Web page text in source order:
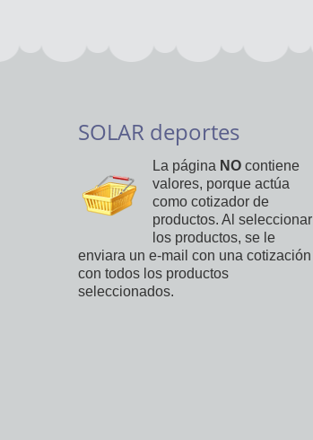
SOLAR deportes
La página NO contiene
valores, porque actúa
como cotizador de
productos. Al seleccionar
los productos, se le
enviara un e-mail con una cotización
con todos los productos
seleccionados.